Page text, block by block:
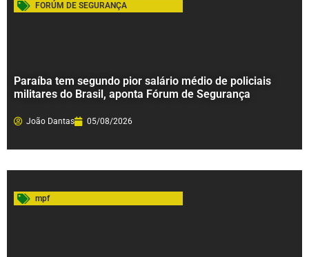
FORÚM DE SEGURANÇA
Paraíba tem segundo pior salário médio de policiais
militares do Brasil, aponta Fórum de Segurança
João Dantas 05/08/2026
mpf